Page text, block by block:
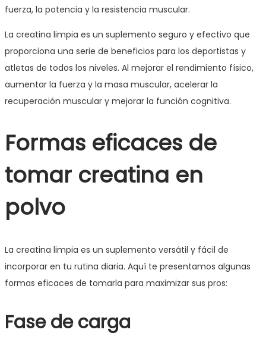
fuerza, la potencia y la resistencia muscular.
La creatina limpia es un suplemento seguro y efectivo que
proporciona una serie de beneficios para los deportistas y
atletas de todos los niveles. Al mejorar el rendimiento físico,
aumentar la fuerza y la masa muscular, acelerar la
recuperación muscular y mejorar la función cognitiva.
Formas eficaces de
tomar creatina en
polvo
La creatina limpia es un suplemento versátil y fácil de
incorporar en tu rutina diaria. Aquí te presentamos algunas
formas eficaces de tomarla para maximizar sus pros:
Fase de carga